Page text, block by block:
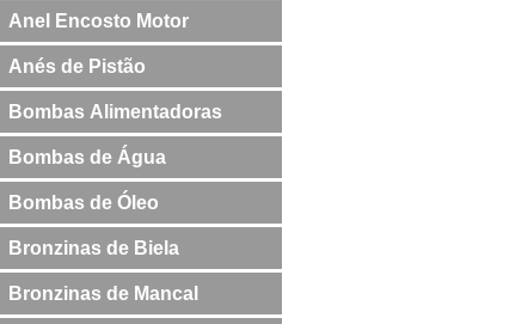
Anel Encosto Motor
Anés de Pistão
Bombas Alimentadoras
Bombas de Água
Bombas de Óleo
Bronzinas de Biela
Bronzinas de Mancal